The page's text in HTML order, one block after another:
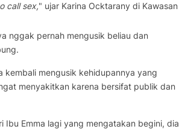
call sex," ujar Karina Ocktarany di Kawasan
nggak pernah mengusik beliau dan
kembali mengusik kehidupannya yang
menyakitkan karena bersifat publik dan
Ibu Emma lagi yang mengatakan begini, dia